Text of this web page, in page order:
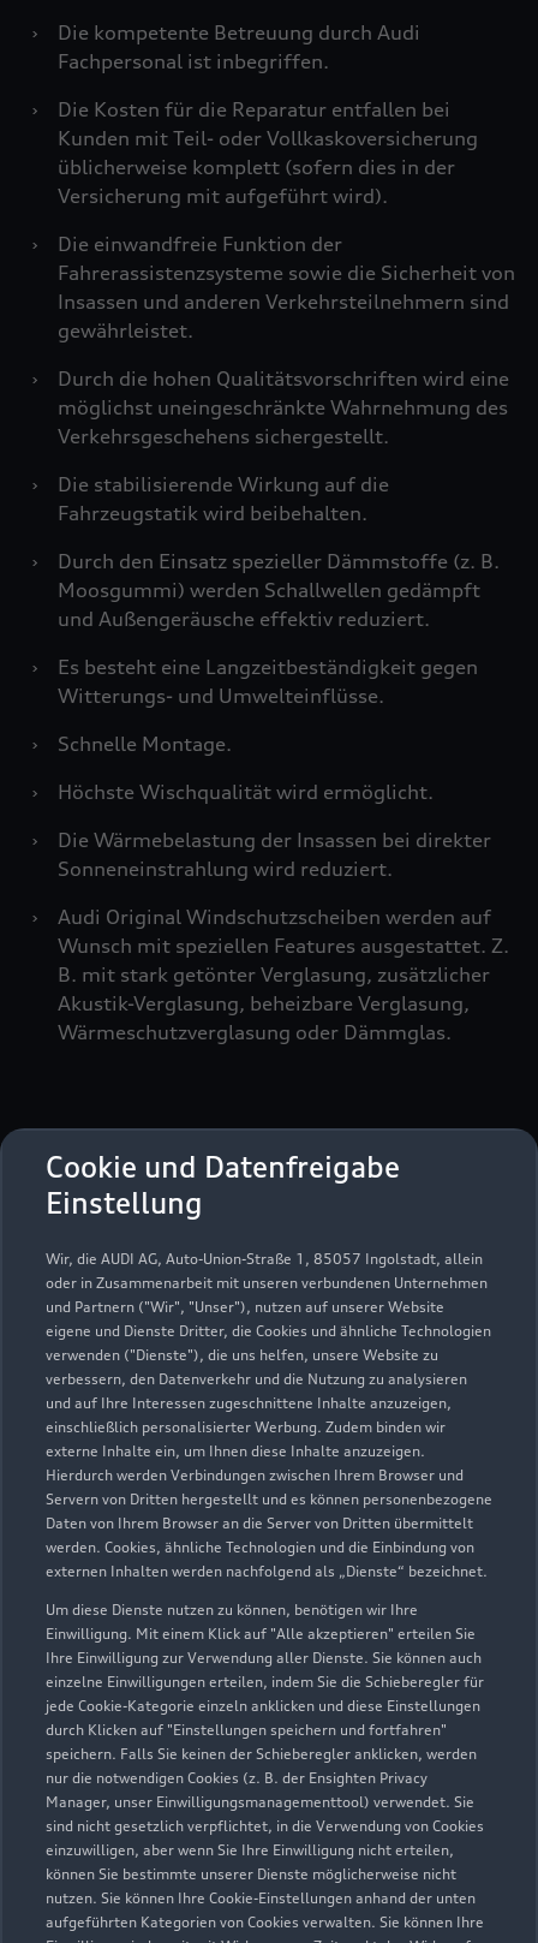
Cookie und Datenfreigabe
Einstellung
Wir, die AUDI AG, Auto-Union-Straße 1, 85057 Ingolstadt, allein
oder in Zusammenarbeit mit unseren verbundenen Unternehmen
und Partnern ("Wir", "Unser"), nutzen auf unserer Website
eigene und Dienste Dritter, die Cookies und ähnliche Technologien
verwenden ("Dienste"), die uns helfen, unsere Website zu
verbessern, den Datenverkehr und die Nutzung zu analysieren
und auf Ihre Interessen zugeschnittene Inhalte anzuzeigen,
einschließlich personalisierter Werbung. Zudem binden wir
externe Inhalte ein, um Ihnen diese Inhalte anzuzeigen.
Hierdurch werden Verbindungen zwischen Ihrem Browser und
Servern von Dritten hergestellt und es können personenbezogene
Daten von Ihrem Browser an die Server von Dritten übermittelt
werden. Cookies, ähnliche Technologien und die Einbindung von
externen Inhalten werden nachfolgend als „Dienste“ bezeichnet.
Um diese Dienste nutzen zu können, benötigen wir Ihre
Einwilligung. Mit einem Klick auf "Alle akzeptieren" erteilen Sie
Ihre Einwilligung zur Verwendung aller Dienste. Sie können auch
einzelne Einwilligungen erteilen, indem Sie die Schieberegler für
jede Cookie-Kategorie einzeln anklicken und diese Einstellungen
durch Klicken auf "Einstellungen speichern und fortfahren"
speichern. Falls Sie keinen der Schieberegler anklicken, werden
nur die notwendigen Cookies (z. B. der Ensighten Privacy
Manager, unser Einwilligungsmanagementtool) verwendet. Sie
sind nicht gesetzlich verpflichtet, in die Verwendung von Cookies
einzuwilligen, aber wenn Sie Ihre Einwilligung nicht erteilen,
können Sie bestimmte unserer Dienste möglicherweise nicht
nutzen. Sie können Ihre Cookie-Einstellungen anhand der unten
aufgeführten Kategorien von Cookies verwalten. Sie können Ihre
›
Die kompetente Betreuung durch Audi
Fachpersonal ist inbegriffen.
›
Die Kosten für die Reparatur entfallen bei
Kunden mit Teil- oder Vollkaskoversicherung
üblicherweise komplett (sofern dies in der
Versicherung mit aufgeführt wird).
›
Die einwandfreie Funktion der
Fahrerassistenzsysteme sowie die Sicherheit von
Insassen und anderen Verkehrsteilnehmern sind
gewährleistet.
›
Durch die hohen Qualitätsvorschriften wird eine
möglichst uneingeschränkte Wahrnehmung des
Verkehrsgeschehens sichergestellt.
›
Die stabilisierende Wirkung auf die
Fahrzeugstatik wird beibehalten.
›
Durch den Einsatz spezieller Dämmstoffe (z. B.
Moosgummi) werden Schallwellen gedämpft
und Außengeräusche effektiv reduziert.
›
Es besteht eine Langzeitbeständigkeit gegen
Witterungs- und Umwelteinflüsse.
›
Schnelle Montage.
›
Höchste Wischqualität wird ermöglicht.
›
Die Wärmebelastung der Insassen bei direkter
Sonneneinstrahlung wird reduziert.
›
Audi Original Windschutzscheiben werden auf
Wunsch mit speziellen Features ausgestattet. Z.
B. mit stark getönter Verglasung, zusätzlicher
Akustik-Verglasung, beheizbare Verglasung,
Wärmeschutzverglasung oder Dämmglas.
Serviceberater kontaktieren
EF S Automobile GmbH
Servicepartner e-tron
Felix-Wankel-Straße 40
70794 Filderstadt